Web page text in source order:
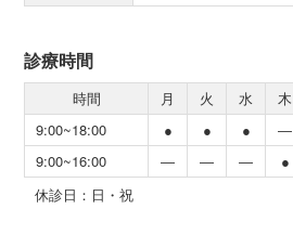
診療時間
時間 月 火 水 木
9:00~18:00
● ● ● ―
9:00~16:00
― ― ― ●
休診日：日・祝